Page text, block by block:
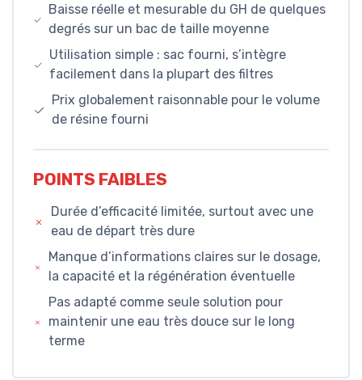
Baisse réelle et mesurable du GH de quelques
degrés sur un bac de taille moyenne
Utilisation simple : sac fourni, s’intègre
facilement dans la plupart des filtres
Prix globalement raisonnable pour le volume
de résine fourni
POINTS FAIBLES
Durée d’efficacité limitée, surtout avec une
eau de départ très dure
Manque d’informations claires sur le dosage,
la capacité et la régénération éventuelle
Pas adapté comme seule solution pour
maintenir une eau très douce sur le long
terme